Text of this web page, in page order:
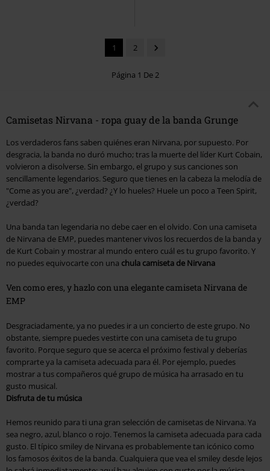
1 2
Página 1 De 2
Camisetas Nirvana - ropa guay de la banda Grunge
Los verdaderos fans saben quiénes eran Nirvana, por supuesto. Por
desgracia, la banda no duró mucho; tras la muerte del líder Kurt Cobain,
volvieron a disolverse. Sin embargo, el grupo y sus canciones son
sencillamente legendarios. Seguro que tienes en la cabeza la melodía de
"Come as you are", ¿verdad? ¿Y lo hueles? Huele un poco a Teen Spirit,
¿verdad?
Una banda tan legendaria no debe caer en el olvido. Con una camiseta
de Nirvana de EMP, puedes mantener vivos los recuerdos de la banda y
de Kurt Cobain y mostrar al mundo entero cuál es tu grupo favorito. Y
no puedes equivocarte con una chula camiseta de Nirvana
Ven como eres, y hazlo con una elegante camiseta Nirvana de
EMP
Desgraciadamente, ya no puedes ir a un concierto de este grupo. No
obstante, siempre puedes vestirte con una camiseta de tu grupo
favorito. Porque seguro que se acerca el próximo festival y deberías
comprarte ya la camiseta adecuada para él. Por ejemplo, puedes
mostrar a tus compañeros qué grupo de música ha arrasado en tu
gusto musical.
Disfruta de tu música
Hemos reunido para ti una gran selección de camisetas de Nirvana. Ya
sea negro, azul, blanco o rojo. Tenemos la camiseta adecuada para cada
gusto. El típico smiley de Nirvana es probablemente tan icónico como
los famosos éxitos de la banda. Cualquiera que vea el smiley desde lejos